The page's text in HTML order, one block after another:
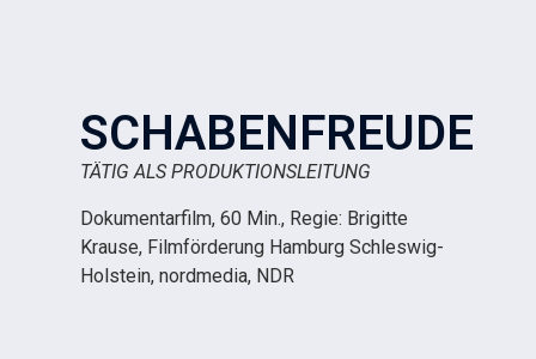
SCHABENFREUDE
TÄTIG ALS PRODUKTIONSLEITUNG
Dokumentarfilm, 60 Min., Regie: Brigitte
Krause, Filmförderung Hamburg Schleswig-
Holstein, nordmedia, NDR